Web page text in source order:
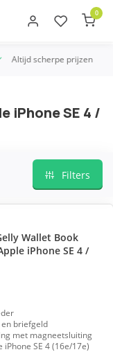
0
scherpe prijzen
iPhone SE 4 /
Filters
Wallet Book
iPhone SE 4 /
en briefgeld
met magneetsluiting
iPhone SE 4 (16e/17e)